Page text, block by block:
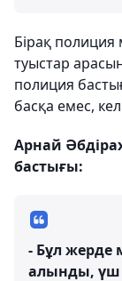
Бірақ полиция
туыстар
полиция
басқа емес,
Арнай
бастығы:
- Бұл жерде
алынды, үш